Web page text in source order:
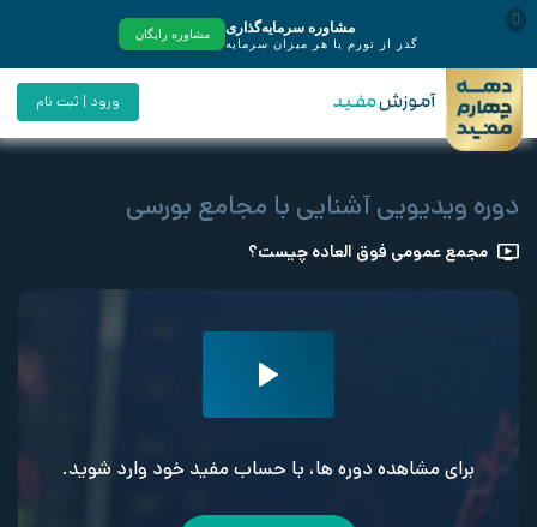
ورود | ثبت نام
دوره ویدیویی آشنایی با مجامع بورسی
مجمع عمومی فوق العاده چیست؟
برای مشاهده دوره ها، با حساب مفید خود وارد شوید.